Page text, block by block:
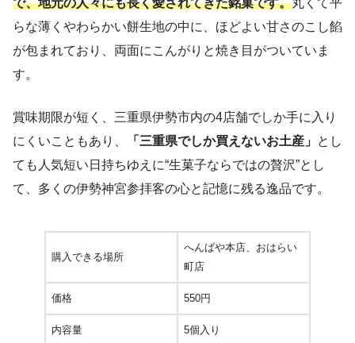
で、地元の人々にも長く愛されてきた銘菓です。丸くて平
らな薄くやわらかい餅生地の中に、ほどよい甘さのこし餡
が包まれており、両面にこんがりと焼き目がついていま
す。
賞味期限が短く、三重県伊勢市内の4店舗でしか手に入り
にくいこともあり、
「三重県でしか買えないお土産」 とし
ても人気短い日持ちゆえに“生菓子ならではの贅沢”とし
て、多くの伊勢神宮参拝客の心と記憶に残る逸品です。
購入できる場所
へんばや本店、おはらい
町店
価格 550円
内容量 5個入り